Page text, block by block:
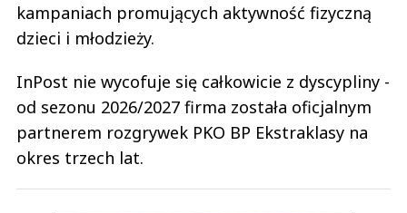
kampaniach promujących aktywność fizyczną
dzieci i młodzieży.
InPost nie wycofuje się całkowicie z dyscypliny -
od sezonu 2026/2027 firma została oficjalnym
partnerem rozgrywek PKO BP Ekstraklasy na
okres trzech lat.